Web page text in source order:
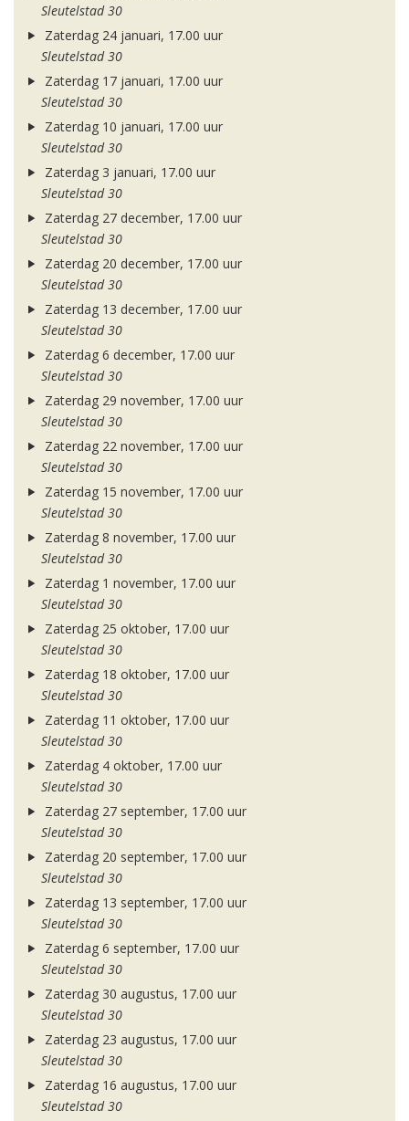
Sleutelstad 30
Zaterdag 24 januari, 17.00 uur
Sleutelstad 30
Zaterdag 17 januari, 17.00 uur
Sleutelstad 30
Zaterdag 10 januari, 17.00 uur
Sleutelstad 30
Zaterdag 3 januari, 17.00 uur
Sleutelstad 30
Zaterdag 27 december, 17.00 uur
Sleutelstad 30
Zaterdag 20 december, 17.00 uur
Sleutelstad 30
Zaterdag 13 december, 17.00 uur
Sleutelstad 30
Zaterdag 6 december, 17.00 uur
Sleutelstad 30
Zaterdag 29 november, 17.00 uur
Sleutelstad 30
Zaterdag 22 november, 17.00 uur
Sleutelstad 30
Zaterdag 15 november, 17.00 uur
Sleutelstad 30
Zaterdag 8 november, 17.00 uur
Sleutelstad 30
Zaterdag 1 november, 17.00 uur
Sleutelstad 30
Zaterdag 25 oktober, 17.00 uur
Sleutelstad 30
Zaterdag 18 oktober, 17.00 uur
Sleutelstad 30
Zaterdag 11 oktober, 17.00 uur
Sleutelstad 30
Zaterdag 4 oktober, 17.00 uur
Sleutelstad 30
Zaterdag 27 september, 17.00 uur
Sleutelstad 30
Zaterdag 20 september, 17.00 uur
Sleutelstad 30
Zaterdag 13 september, 17.00 uur
Sleutelstad 30
Zaterdag 6 september, 17.00 uur
Sleutelstad 30
Zaterdag 30 augustus, 17.00 uur
Sleutelstad 30
Zaterdag 23 augustus, 17.00 uur
Sleutelstad 30
Zaterdag 16 augustus, 17.00 uur
Sleutelstad 30